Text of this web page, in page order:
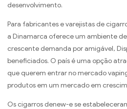
desenvolvimento.
Para fabricantes e varejistas de
a Dinamarca oferece um ambiente
crescente demanda por amigável,
beneficiados. O país é uma opção
que querem entrar no mercado
produtos em um mercado em
Os cigarros denew-e se